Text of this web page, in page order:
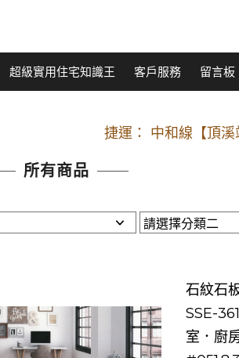
超級實用住宅知識王 客戶服務 留言板
開車：中山
捷運： 中和線【頂
原Line已滿 無法加Line好友 請親
捷運： 中和線【頂溪
原Line已滿 無法加Line好友 請親愛
所有商品
石紋石
SSE-
室．廚